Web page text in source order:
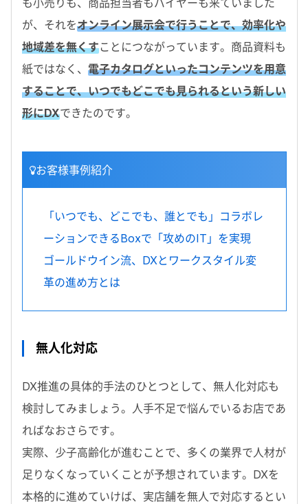
も小売りも、商品担当者もバイヤーも来ていました
が、それをオンライン展示会で行うことで、効率化や
地域差を無くすことにつながっています。商品資料も
紙ではなく、 電子カタログといったコンテンツを用意
することで、いつでもどこでも見られるという新しい
形にDXできたのです。
お客様事例紹介
「いつでも、どこでも、誰とでも」コラボレ
ーションできるBoxで「攻めのIT」を実現
ゴールドウイン流、DXとワークスタイル変
革の進め方とは
無人化対応
DX推進の具体的手法のひとつとして、無人化対応も
検討してみましょう。人手不足で悩んでいるお店であ
ればなおさらです。
実際、少子高齢化が進むことで、多くの業界で人材が
足りなくなっていくことが予想されています。DXを
本格的に進めていけば、実店舗を無人で対応するとい